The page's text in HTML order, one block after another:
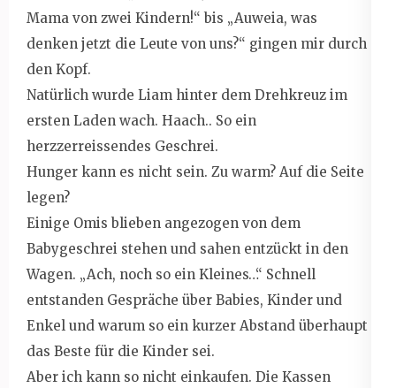
Mama von zwei Kindern!“ bis „Auweia, was
denken jetzt die Leute von uns?“ gingen mir durch
den Kopf.
Natürlich wurde Liam hinter dem Drehkreuz im
ersten Laden wach. Haach.. So ein
herzzerreissendes Geschrei.
Hunger kann es nicht sein. Zu warm? Auf die Seite
legen?
Einige Omis blieben angezogen von dem
Babygeschrei stehen und sahen entzückt in den
Wagen. „Ach, noch so ein Kleines…“ Schnell
entstanden Gespräche über Babies, Kinder und
Enkel und warum so ein kurzer Abstand überhaupt
das Beste für die Kinder sei.
Aber ich kann so nicht einkaufen. Die Kassen